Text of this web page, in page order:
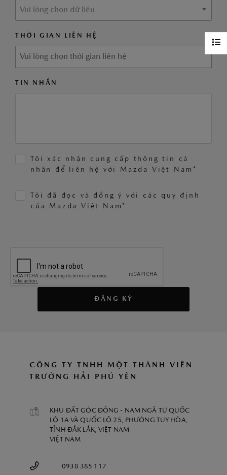
Vui lòng chọn dữ liệu
THỜI GIAN LIÊN HỆ
TIN NHẮN
Tôi xác nhận cung cấp thông tin cá
nhân để liên hệ với Mazda Việt Nam*
Tôi đã đọc và đồng ý với các quy định
của Mazda Việt Nam*
ĐĂNG KÝ
CÔNG TY TNHH MỘT THÀNH VIÊN
TRƯỜNG HẢI PHÚ YÊN
KHU ĐẤT GÓC ĐÔNG - NAM NGÃ TƯ QUỐC
LỘ 1A VÀ QUỐC LỘ 25, PHƯỜNG TUY HÒA,
TỈNH ĐẮK LẮK, VIỆT NAM
VIỆT NAM
0938 385 117